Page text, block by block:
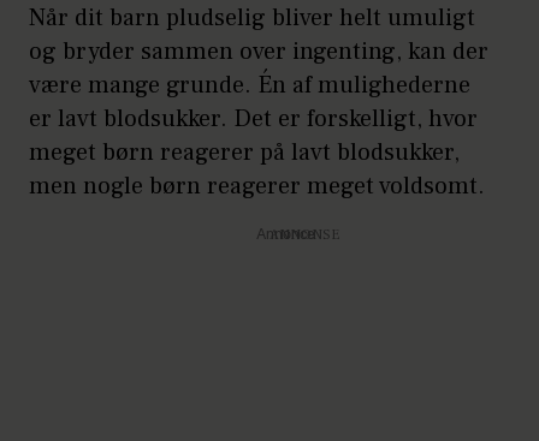
Når dit barn pludselig bliver helt umuligt
og bryder sammen over ingenting, kan der
være mange grunde. Én af mulighederne
er lavt blodsukker. Det er forskelligt, hvor
meget børn reagerer på lavt blodsukker,
men nogle børn reagerer meget voldsomt.
Annonce